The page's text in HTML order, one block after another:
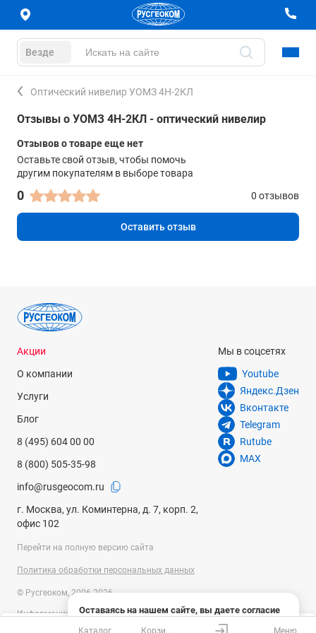
Везде
Оптический нивелир УОМЗ 4Н-2КЛ
Отзывы о УОМЗ 4Н-2КЛ - оптический нивелир
Отзывов о товаре еще нет
Оставьте свой отзыв, чтобы помочь
другим покупателям в выборе товара
0 0 отзывов
Оставить отзыв
Оставаясь на нашем сайте, вы даете согласие
на использование файлов cookies и сбор данных
Акции
О компании
Услуги
Блог
8 (495) 604 00 00
8 (800) 505-35-98
info@rusgeocom.ru
г. Москва, ул. Коминтерна, д. 7, корп. 2,
офис 102
Мы в соцсетях
Youtube
Яндекс.Дзен
Вконтакте
Telegram
Rutube
MAX
Перейти на полную версию сайта
Политика обработки персональных данных
© Русгеоком, 2006-2026
Информация на сайте носит справочный характер и не является
публичной офертой, определяемой положениями Статьи 437
Каталог Меню